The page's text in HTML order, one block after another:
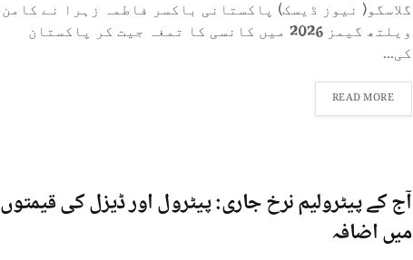
گلاسگو( نیوز ڈیسک) پاکستانی باکسر فاطمہ زہرا نے کامن
ویلتھ گیمز 2026 میں کانسی کا تمغہ جیت کر پاکستان
کی...
READ MORE
آج کے پیٹرولیم نرخ جاری: پیٹرول اور ڈیزل کی قیمتوں
میں اضافہ